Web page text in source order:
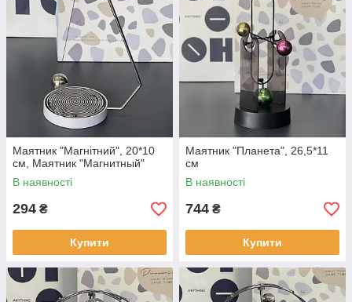
Маятник "Магнітний", 20*10
см, Маятник "Магнитный"
В наявності
294 ₴
Купити
Маятник "Планета", 26,5*11
см
В наявності
744 ₴
Купити